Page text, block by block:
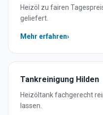
Heizöl zu fairen
geliefert.
Mehr erfahren›
Tankreinigung Hilden
Heizöltank fachgerecht
lassen.